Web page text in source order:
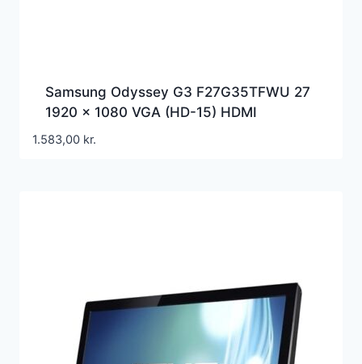
Samsung Odyssey G3 F27G35TFWU 27
1920 x 1080 VGA (HD-15) HDMI
DisplayPort 144Hz Pivot Skærm
1.583,00 kr.